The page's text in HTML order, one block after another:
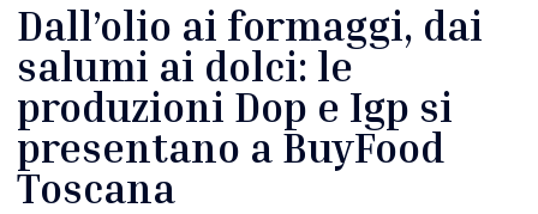
Dall’olio ai formaggi, dai
salumi ai dolci: le
produzioni Dop e Igp si
presentano a BuyFood
Toscana